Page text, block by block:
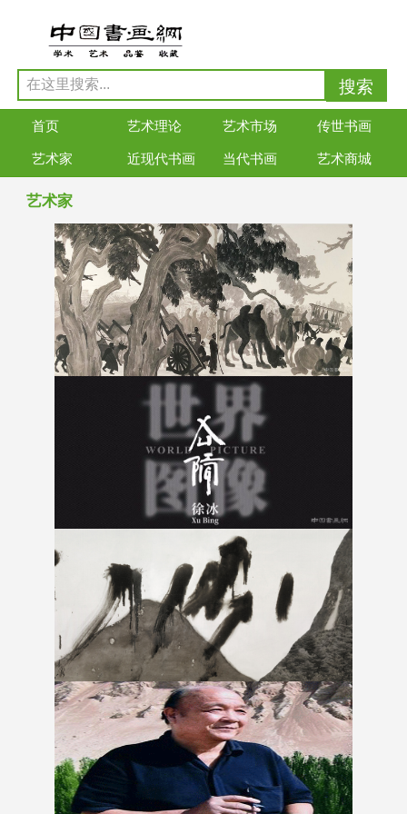
首页 艺术理论 艺术市场 传世书画
艺术家 近现代书画 当代书画 艺术商城
艺术家